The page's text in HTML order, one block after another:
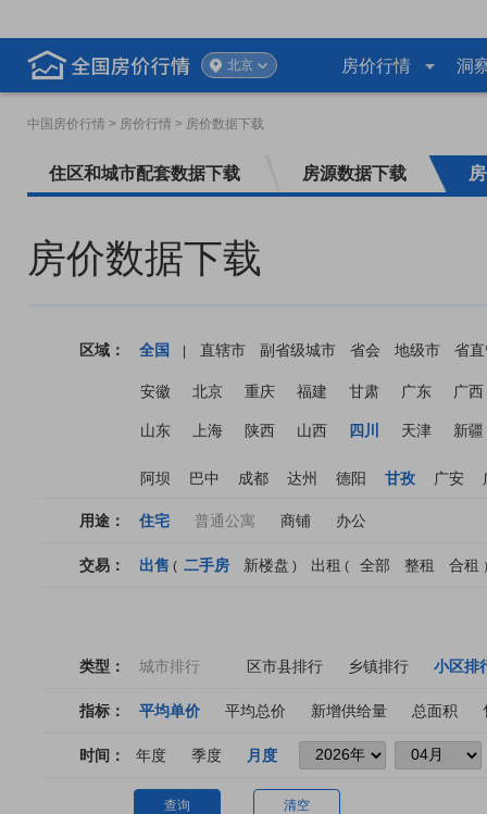
北京 房价行情 洞
中国房价行情 > 房价行情 > 房价数据下载
住区和城市配套数据下载 房源数据下载
房价数据下载
区域： 全国 直辖市 副省级城市 省会 地级市 省
安徽 北京 重庆 福建 甘肃 广东 广西
山东 上海 陕西 山西 四川 天津 新疆
阿坝 巴中 成都 达州 德阳 甘孜 广安
用途： 住宅 普通公寓 商铺 办公
交易： 出售 ( 二手房 新楼盘 ) 出租 ( 全部 整租 合租
类型： 城市排行 区市县排行 乡镇排行 小区排
指标： 平均单价 平均总价 新增供给量 总面积
时间： 年度 季度 月度
查询 清空